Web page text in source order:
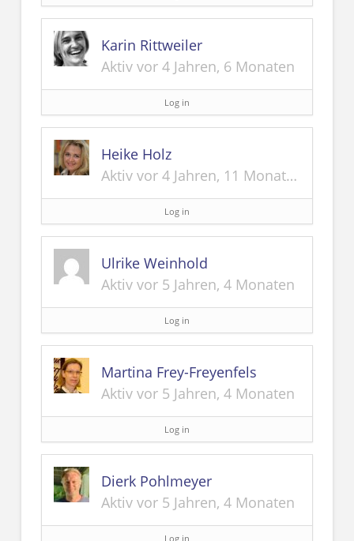
Karin Rittweiler
Aktiv vor 4 Jahren, 6 Monaten
Log in
Heike Holz
Aktiv vor 4 Jahren, 11 Monaten
Log in
Ulrike Weinhold
Aktiv vor 5 Jahren, 4 Monaten
Log in
Martina Frey-Freyenfels
Aktiv vor 5 Jahren, 4 Monaten
Log in
Dierk Pohlmeyer
Aktiv vor 5 Jahren, 4 Monaten
Log in